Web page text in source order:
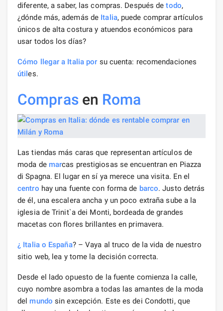
diferente, a saber, las compras. Después detodo,
¿dónde más, además de Italia, puede comprar artículos
únicos de alta costura y atuendos económicos para
usar todos los días?
Cómo llegar a Italia por su cuenta: recomendaciones
útiles.
Comprasen Roma
Las tiendas más caras que representan artículos de
moda de marcas prestigiosas se encuentran en Piazza
di Spagna. El lugar en sí ya merece una visita. En el
centro hay una fuente con forma de barco. Justo detrás
de él, una escalera ancha y un poco extraña sube a la
iglesia de Trinit`a dei Monti, bordeada de grandes
macetas con flores brillantes en primavera.
¿ Italia o España? – Vaya al truco de la vida de nuestro
sitio web, lea y tome la decisión correcta.
Desde el lado opuesto de la fuente comienza la calle,
cuyo nombre asombra a todas las amantes de la moda
del mundo sin excepción. Este es dei Condotti, que